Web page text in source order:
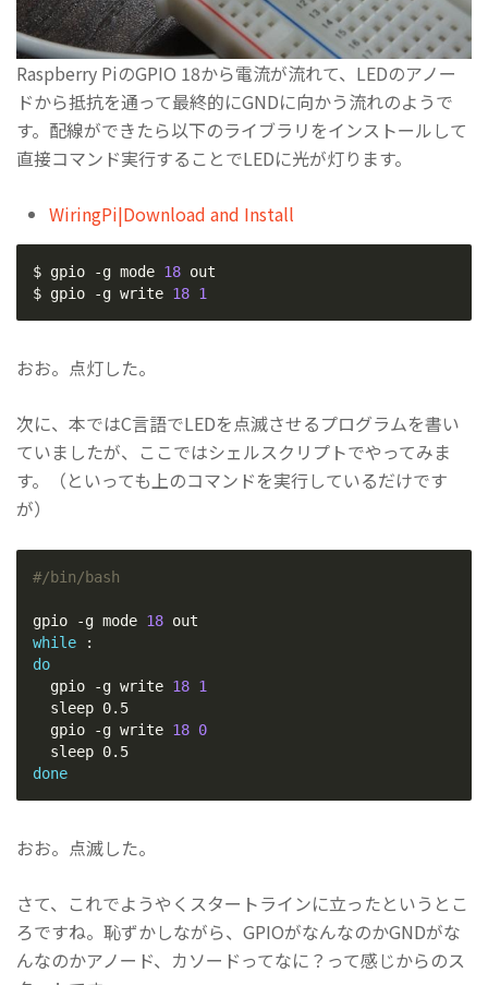
Raspberry PiのGPIO 18から電流が流れて、LEDのアノー
ドから抵抗を通って最終的にGNDに向かう流れのようで
す。配線ができたら以下のライブラリをインストールして
直接コマンド実行することでLEDに光が灯ります。
WiringPi|Download and Install
$ gpio -g mode 18 out
$ gpio -g write 18 1
おお。点灯した。
次に、本ではC言語でLEDを点滅させるプログラムを書い
ていましたが、ここではシェルスクリプトでやってみま
す。（といっても上のコマンドを実行しているだけです
が）
#/bin/bash
gpio -g mode 18
while
do
  gpio -g write
18 1
  gpio -g write
18 0
done
おお。点滅した。
さて、これでようやくスタートラインに立ったというとこ
ろですね。恥ずかしながら、GPIOがなんなのかGNDがな
んなのかアノード、カソードってなに？って感じからのス